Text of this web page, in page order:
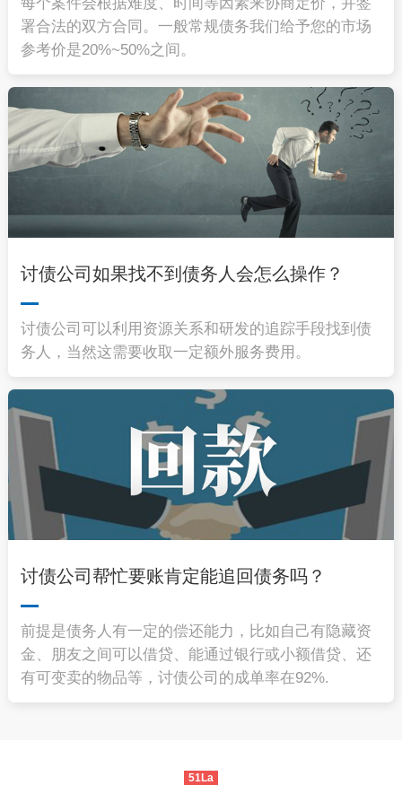
署合法的双方合同。一般常规债务我们给予您的市场
参考价是20%~50%之间。
讨债公司如果找不到债务人会怎么操作？
讨债公司可以利用资源关系和研发的追踪手段找到债
务人，当然这需要收取一定额外服务费用。
讨债公司帮忙要账肯定能追回债务吗？
前提是债务人有一定的偿还能力，比如自己有隐藏资
金、朋友之间可以借贷、能通过银行或小额借贷、还
有可变卖的物品等，讨债公司的成单率在92%.
51La